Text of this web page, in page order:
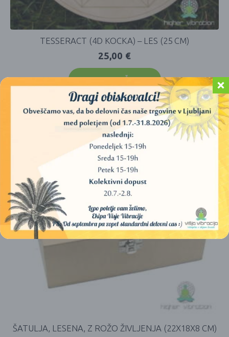
TESSERACT (4D KOCKA) – LES (25 CM)
25,00 €
DODAJ V KOŠARICO
ŠATULJA, LESENA, Z ROŽO ŽIVLJENJA (22X18X8 CM)